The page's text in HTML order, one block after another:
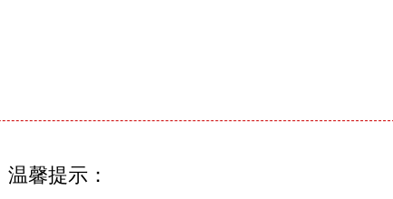
温馨提示：